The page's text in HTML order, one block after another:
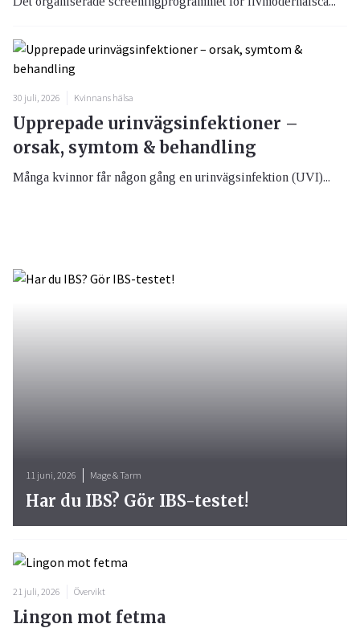
30 juli, 2026 Kvinnans hälsa
Upprepade urinvägsinfektioner –
orsak, symtom & behandling
Många kvinnor får någon gång en urinvägsinfektion (UVI)...
21 juli, 2026 Övervikt
Lingon mot fetma
11 juni, 2026 Mage & Tarm
Har du IBS? Gör IBS-testet!